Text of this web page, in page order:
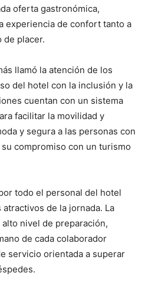
oferta gastronómica,
experiencia de confort tanto a
de placer.
llamó la atención de los
del hotel con la inclusión y la
cuentan con un sistema
facilitar la movilidad y
y segura a las personas con
compromiso con un turismo
todo el personal del hotel
de la jornada. La
nivel de preparación,
de cada colaborador
servicio orientada a superar